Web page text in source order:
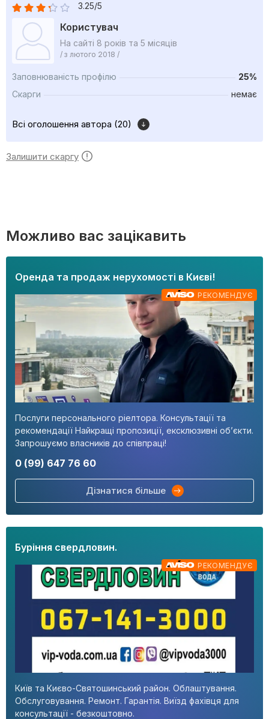
3.25/5
Користувач
На сайті 8 років та 5 місяців
/ з лютого 2018 /
Заповнюваність профілю
25%
Скарги
немає
Всі оголошення автора (20)
Залишити скаргу
Можливо вас зацікавить
Послуги персонального ріелтора. Консультації та
рекомендації Найкращі пропозиції, ексклюзивні об’єкти.
Запрошуємо власників до співпраці!
0 (99) 647 76 60
Дізнатися більше
Оренда та продаж нерухомості в Києві!
РЕКОМЕНДУЄ
Київ та Києво-Святошинський район. Облаштування.
Обслуговування. Ремонт. Гарантія. Виїзд фахівця для
консультації - безкоштовно.
Буріння свердловин.
РЕКОМЕНДУЄ